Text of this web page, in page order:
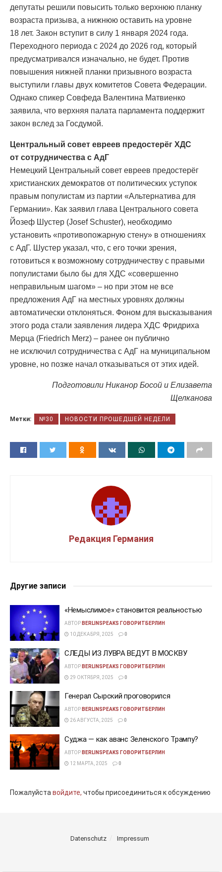
депутаты решили повысить только верхнюю планку
возраста призыва, а нижнюю оставить на уровне
18 лет. Закон вступит в силу 1 января 2024 года.
Переходного периода с 2024 до 2026 год, который
предусматривался изначально, не будет. Против
повышения нижней планки призывного возраста
выступили главы двух комитетов Совета Федерации.
Однако спикер Совфеда Валентина Матвиенко
заявила, что верхняя палата парламента поддержит
закон вслед за Госдумой.
Центральный совет евреев предостерёг ХДС
от сотрудничества с АдГ
Немецкий Центральный совет евреев предостерёг
христианских демократов от политических уступок
правым популистам из партии «Альтернатива для
Германии». Как заявил глава Центрального совета
Йозеф Шустер (Josef Schuster), необходимо
установить «противопожарную стену» в отношениях
с АдГ. Шустер указал, что, с его точки зрения,
готовиться к возможному сотрудничеству с правыми
популистами было бы для ХДС «совершенно
неправильным шагом» – но при этом не все
предложения АдГ на местных уровнях должны
автоматически отклоняться. Фоном для высказывания
этого рода стали заявления лидера ХДС Фридриха
Мерца (Friedrich Merz) – ранее он публично
не исключил сотрудничества с АдГ на муниципальном
уровне, но позже начал отказываться от этих идей.
Подготовили Никанор Босой и Елизавета
Щелканова
Метки: №30 НОВОСТИ ПРОШЕДШЕЙ НЕДЕЛИ
Редакция Германия
Другие записи
«Немыслимое» становится реальностью
АВТОР BERLINSPEAKS ГОВОРИТБЕРЛИН
10 ДЕКАБРЯ, 2025
0
СЛЕДЫ ИЗ ЛУВРА ВЕДУТ В МОСКВУ
АВТОР BERLINSPEAKS ГОВОРИТБЕРЛИН
29 ОКТЯБРЯ, 2025
0
Генерал Сырский проговорился
АВТОР BERLINSPEAKS ГОВОРИТБЕРЛИН
26 АВГУСТА, 2025
0
Суджа — как аванс Зеленского Трампу?
АВТОР BERLINSPEAKS ГОВОРИТБЕРЛИН
12 МАРТА, 2025
0
Пожалуйставойдите, чтобы присоединиться к обсуждению
Datenschutz Impressum